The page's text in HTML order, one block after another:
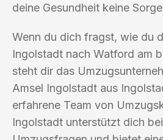
deine Gesundheit keine
Wenn du dich fragst, wie du
Ingolstadt nach Watford am
steht dir das
Amsel Ingolstadt aus
erfahrene Team von
Ingolstadt unterstützt dich